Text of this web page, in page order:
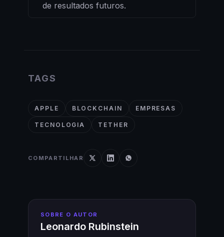
de resultados futuros.
TAGS
APPLE BLOCKCHAIN EMPRESAS
TECNOLOGIA TETHER
COMPARTILHAR
SOBRE O AUTOR
Leonardo Rubinstein